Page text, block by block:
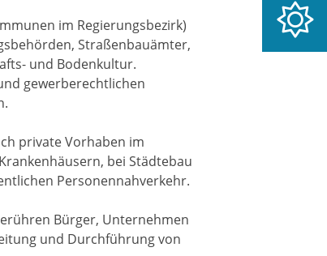
im Regierungsbezirk)
Straßenbauämter,
und Bodenkultur.
gewerberechtlichen
private Vorhaben im
bei Städtebau
Personennahverkehr.
Bürger, Unternehmen
und Durchführung von